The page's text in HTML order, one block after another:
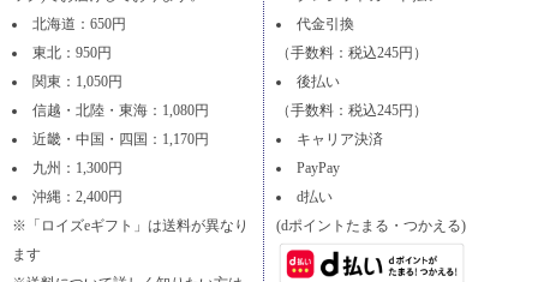
北海道：650円
東北：950円
関東：1,050円
信越・北陸・東海：1,080円
近畿・中国・四国：1,170円
九州：1,300円
沖縄：2,400円
※「ロイズeギフト」は送料が異なり
ます
代金引換
（手数料：税込245円）
後払い
（手数料：税込245円）
キャリア決済
PayPay
d払い
(dポイントたまる・つかえる)